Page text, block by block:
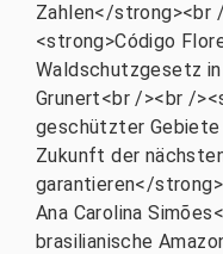
Zahlen</strong><br
<strong>Código
Waldschutzgesetz
Grunert<br /><br /
geschützter Gebiete
Zukunft der
garantieren</
Ana Carolina
brasilianische